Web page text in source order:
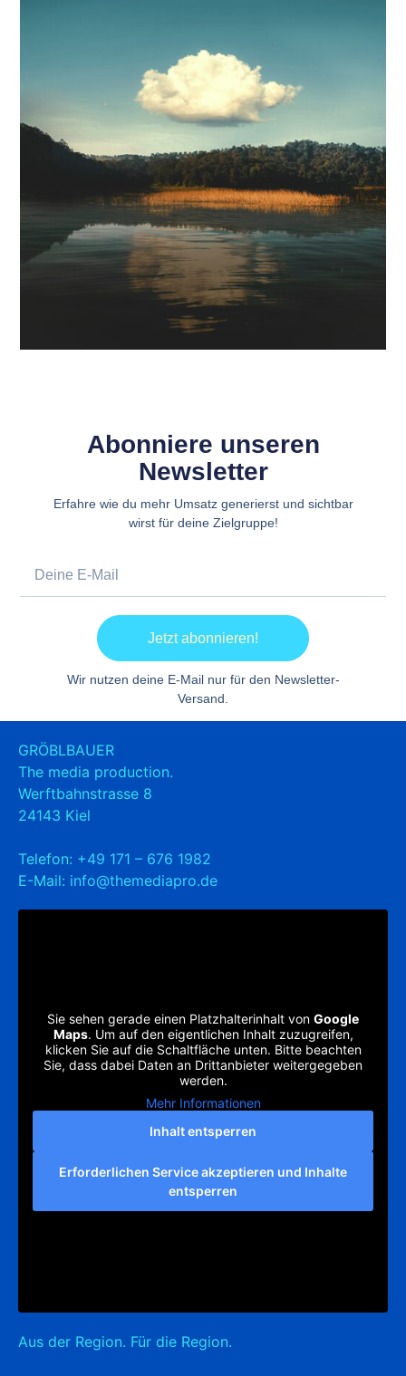
Abonniere unseren
Newsletter
Erfahre wie du mehr Umsatz generierst und sichtbar
wirst für deine Zielgruppe!
Jetzt abonnieren!
Wir nutzen deine E-Mail nur für den Newsletter-
Versand.
GRÖBLBAUER
The media production.
Werftbahnstrasse 8
24143 Kiel
Telefon: +49 171 – 676 1982
E-Mail: info@themediapro.de
Sie sehen gerade einen Platzhalterinhalt von Google
Maps. Um auf den eigentlichen Inhalt zuzugreifen,
klicken Sie auf die Schaltfläche unten. Bitte beachten
Sie, dass dabei Daten an Drittanbieter weitergegeben
werden.
Mehr Informationen
Inhalt entsperren
Erforderlichen Service akzeptieren und Inhalte
entsperren
Aus der Region. Für die Region.